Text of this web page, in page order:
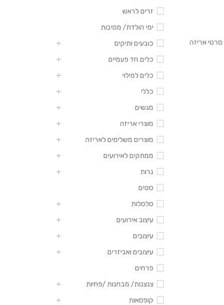
סרטי אריזה
זרים לראש
ימי הולדת/ מסיבות
כובעים ותיקים
כלים חד פעמיים
כלים למילוי
כללי
מגשים
מוצרי אריזה
מוצרים משלימים לאריזה
ממתקים לאירועים
נרות
סטים
סלסלות
עיצוב אירועים
עיצובים
עיצובים ואביזרים
פרחים
צנצנות/ מבחנות /פחיות
קופסאות